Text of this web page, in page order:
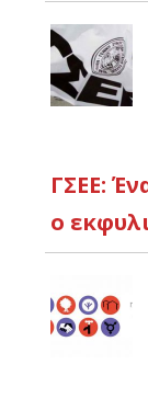
ΓΣΕΕ:
ο